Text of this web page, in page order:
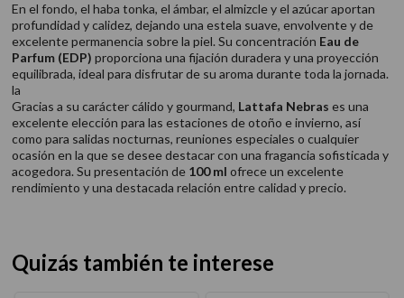
En el fondo, el haba tonka, el ámbar, el almizcle y el azúcar aportan
profundidad y calidez, dejando una estela suave, envolvente y de
excelente permanencia sobre la piel. Su concentración Eau de
Parfum (EDP) proporciona una fijación duradera y una proyección
equilibrada, ideal para disfrutar de su aroma durante toda la jornada.
la
Gracias a su carácter cálido y gourmand, Lattafa Nebras es una
excelente elección para las estaciones de otoño e invierno, así
como para salidas nocturnas, reuniones especiales o cualquier
ocasión en la que se desee destacar con una fragancia sofisticada y
acogedora. Su presentación de 100 ml ofrece un excelente
rendimiento y una destacada relación entre calidad y precio.
Quizás también te interese